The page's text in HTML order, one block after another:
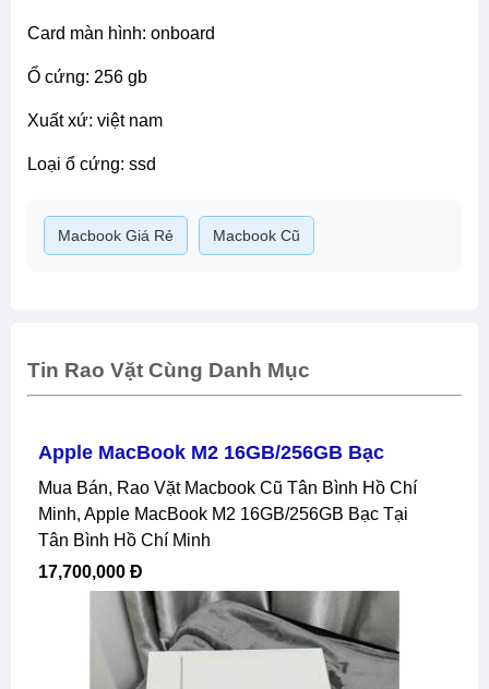
card màn hình: onboard
ổ cứng: 256 gb
xuất xứ: việt nam
loại ổ cứng: ssd
Macbook Giá Rẻ Macbook Cũ
Tin Rao Vặt Cùng Danh Mục
Apple MacBook M2 16GB/256GB Bạc
Mua Bán, Rao Vặt Macbook Cũ Tân Bình Hồ Chí
Minh, Apple MacBook M2 16GB/256GB Bạc Tại
Tân Bình Hồ Chí Minh
17,700,000 Đ